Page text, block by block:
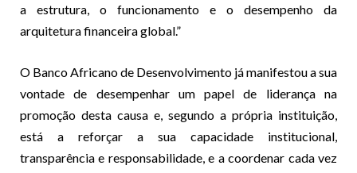
a estrutura, o funcionamento e o desempenho da
arquitetura financeira global.”
O Banco Africano de Desenvolvimento já manifestou a sua
vontade de desempenhar um papel de liderança na
promoção desta causa e, segundo a própria instituição,
está a reforçar a sua capacidade institucional,
transparência e responsabilidade, e a coordenar cada vez